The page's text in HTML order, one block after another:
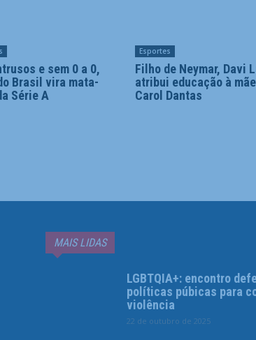
e sem 0 a 0,
Brasil vira mata-
Série A
Esportes
Filho de Neymar, Davi
atribui educação à
Carol Dantas
MAIS LIDAS
LGBTQIA+: encontro
políticas púbicas para
violência
22 de outubro de 2025